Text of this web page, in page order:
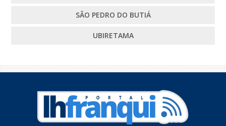
SÃO PEDRO DO BUTIÁ
UBIRETAMA